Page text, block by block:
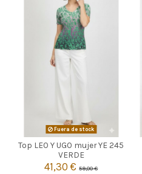
Fuera de stock
Top LEO Y UGO mujer YE 245
VERDE
41,30 €59,00 €
 Agotado